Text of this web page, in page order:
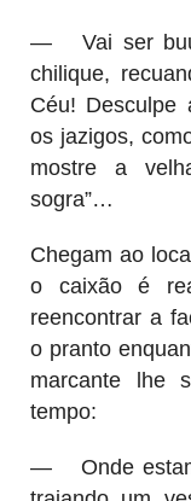
—
Vai ser
chilique,
Céu!
os jazigos,
mostre a
sogra”…
Chegam ao
o caixão é
reencontrar a
o pranto
marcante lhe
tempo:
—
Onde